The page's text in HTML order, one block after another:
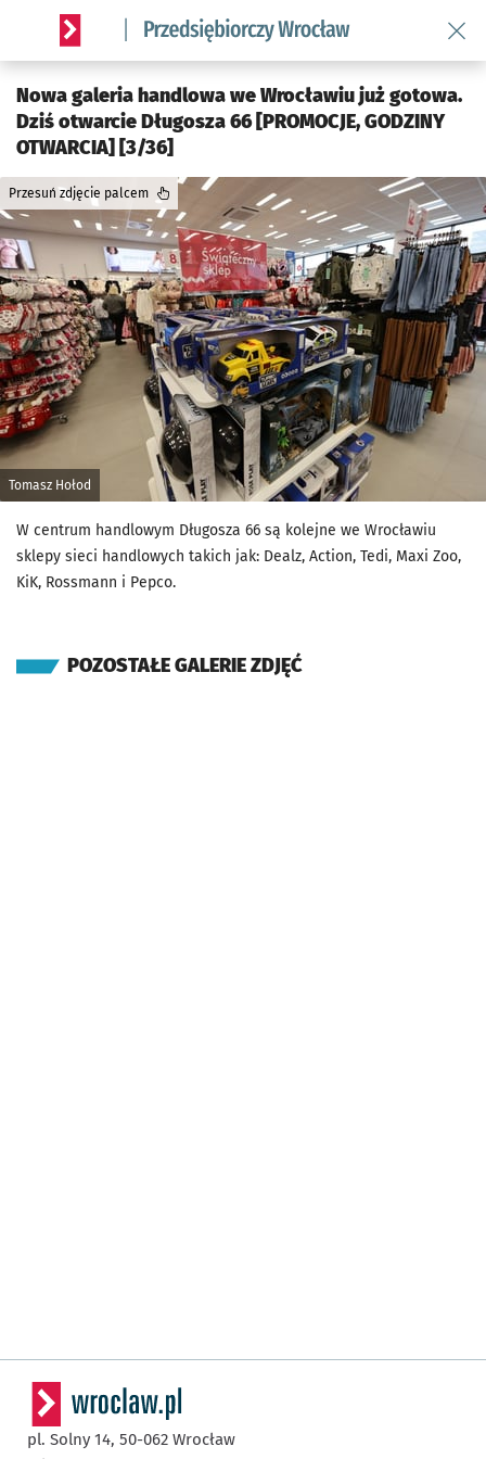
Serwis informacyjny wroclaw.pl podserwis: Strategia
Nowa galeria handlowa we Wrocławiu już gotowa.
Dziś otwarcie Długosza 66 [PROMOCJE, GODZINY
OTWARCIA] [3/36]
Tomasz Hołod
Przesuń zdjęcie palcem
W centrum handlowym Długosza 66 są kolejne we Wrocławiu
sklepy sieci handlowych takich jak: Dealz, Action, Tedi, Maxi Zoo,
KiK, Rossmann i Pepco.
POZOSTAŁE GALERIE ZDJĘĆ
pl. Solny 14, 50-062 Wrocław